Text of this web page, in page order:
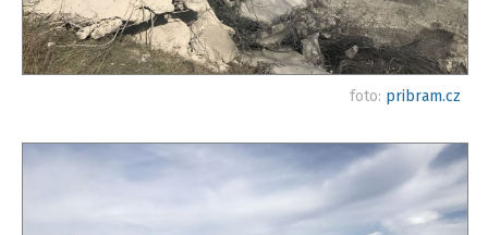
foto: pribram.cz